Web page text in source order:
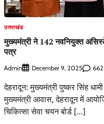
उत्तराखंड
मुख्यमंत्री ने 142 नवनियुक्त
पत्र
Admin December 9, 2025 662
देहरादून: मुख्यमंत्री पुष्कर सिंह
मुख्यमंत्री आवास, देहरादून में
चिकित्सा सेवा चयन बोर्ड […]